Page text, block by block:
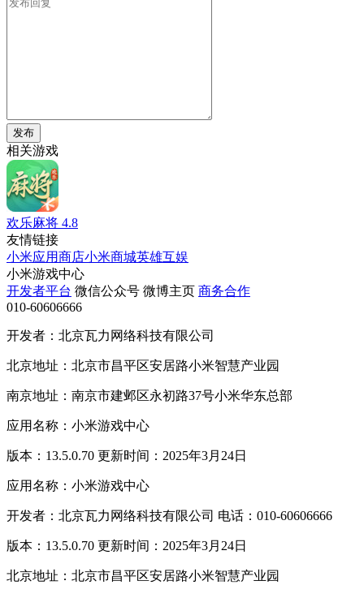
发布
相关游戏
欢乐麻将 4.8
友情链接
小米应用商店小米商城英雄互娱
小米游戏中心
开发者平台 微信公众号 微博主页 商务合作
010-60606666
开发者：北京瓦力网络科技有限公司
北京地址：北京市昌平区安居路小米智慧产业园
南京地址：南京市建邺区永初路37号小米华东总部
应用名称：小米游戏中心
版本：13.5.0.70 更新时间：2025年3月24日
应用名称：小米游戏中心
开发者：北京瓦力网络科技有限公司 电话：010-60606666
版本：13.5.0.70 更新时间：2025年3月24日
北京地址：北京市昌平区安居路小米智慧产业园